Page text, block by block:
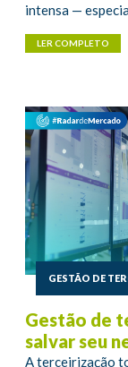
intensa —
LER COMPLETO
GESTÃO DE
Gestão de
salvar seu
A terceirização